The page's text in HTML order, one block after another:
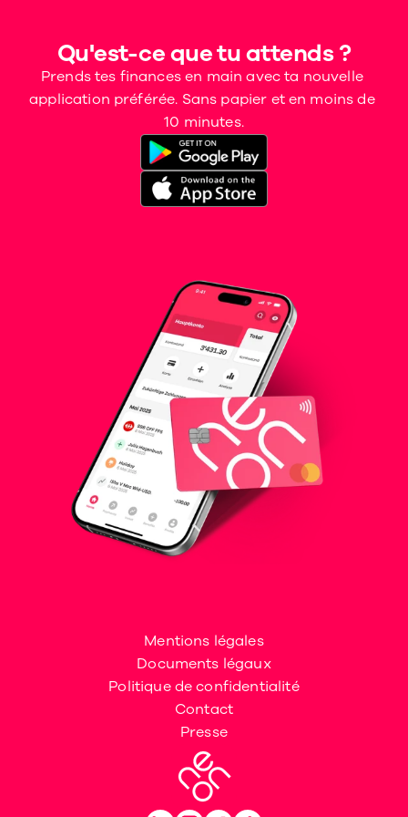
Qu'est-ce que tu attends ?
Prends tes finances en main avec ta nouvelle
application préférée. Sans papier et en moins de
10 minutes.
Mentions légales
Documents légaux
Politique de confidentialité
Contact
Presse